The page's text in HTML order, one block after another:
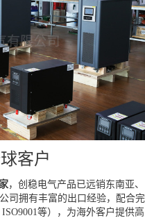
客户
，创稳电气产品已远销东南亚、
司拥有丰富的出口经验，配合完
等），为海外客户提供高